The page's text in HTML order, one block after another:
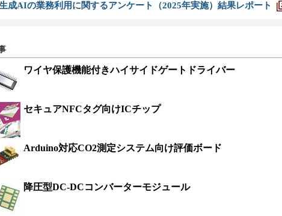
成AIの業務利用に関するアンケート（2025年実施）結果レポート
ワイヤ保護機能付きハイサイドゲートドライバー
セキュアNFCタグ向けICチップ
Arduino対応CO2測定システム向け評価ボード
降圧型DC-DCコンバーターモジュール